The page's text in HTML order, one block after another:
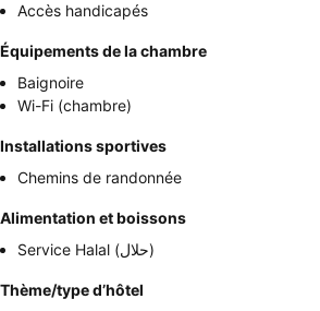
Accès handicapés
Équipements de la chambre
Baignoire
Wi-Fi (chambre)
Installations sportives
Chemins de randonnée
Alimentation et boissons
Service Halal (حلال)
Thème/type d’hôtel